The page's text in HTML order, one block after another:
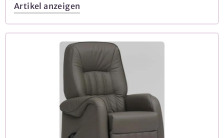
Artikel anzeigen